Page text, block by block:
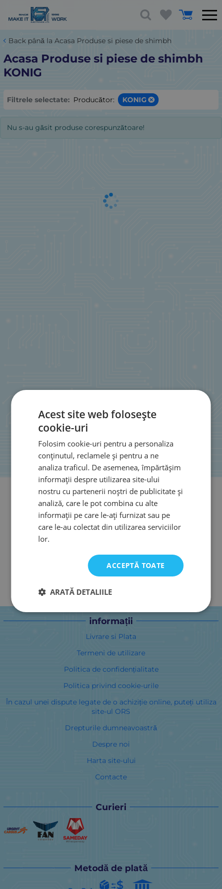
Back până la Acasa Produse si piese de shimbh
Acasa Produse si piese de shimbh
KONIG
Filtrele selectate: Producător: KONIG
Nu s-au găsit produse corespunzătoare!
informații
Livrare si Plata
Termeni de utilizare
Politica de confidențialitate
Politica privind cookie-urile
În cazul unei dispute legate de o achiziție online, puteți utiliza
site-ul ORS
Drepturile dumneavoastră
Despre noi
Harta site-ului
Contacte
Curieri
Metodă de plată
Acest site web folosește
cookie-uri
Folosim cookie-uri pentru a personaliza
conținutul, reclamele și pentru a ne
analiza traficul. De asemenea, împărtășim
informații despre utilizarea site-ului
nostru cu partenerii noștri de publicitate și
analiză, care le pot combina cu alte
informații pe care le-ați furnizat sau pe
care le-au colectat din utilizarea serviciilor
lor.
ACCEPTĂ TOATE
ARATĂ DETALIILE